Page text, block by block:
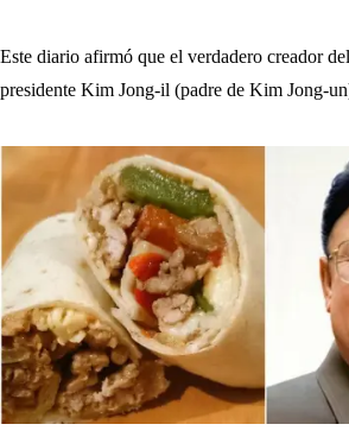
Este diario afirmó que el verdadero creador
presidente Kim Jong-il (padre de Kim Jong-